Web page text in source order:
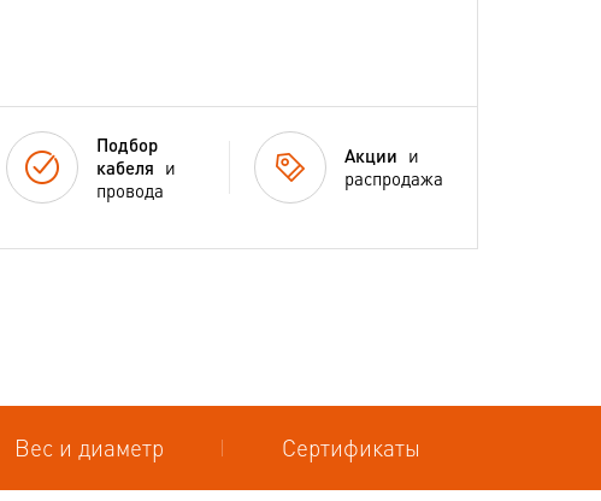
Подбор
кабеля и
провода
Акции и
распродажа
Вес и диаметр Сертификаты